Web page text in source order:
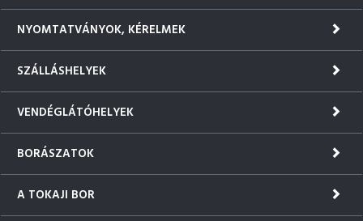
NYOMTATVÁNYOK, KÉRELMEK
SZÁLLÁSHELYEK
VENDÉGLÁTÓHELYEK
BORÁSZATOK
A TOKAJI BOR